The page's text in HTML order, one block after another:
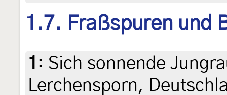
1.7. Fraßspuren und
1 : Sich sonnende
Lerchensporn,